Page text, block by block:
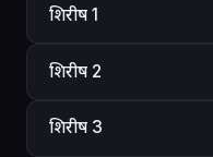
शिरीष 1
शिरीष 2
शिरीष 3